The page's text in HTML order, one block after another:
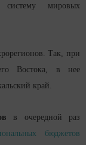
систему мировых
Так, при
Востока, в нее
край.
в очередной раз
бюджетов